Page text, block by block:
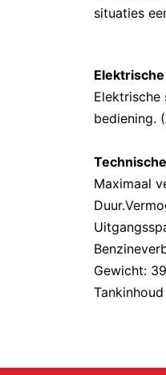
situaties
bediening.
Maximaal
Gewicht:
Tankinhoud